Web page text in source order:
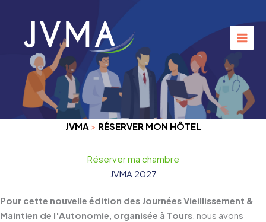
JVMA > RÉSERVER MON HÔTEL
Réserver ma chambre
JVMA 2027
Pour cette nouvelle édition des Journées Vieillissement &
Maintien de l'Autonomie organisée à Tours , nous avons